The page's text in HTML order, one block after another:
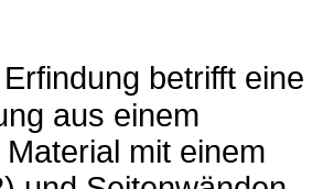
betrifft eine
aus einem
mit einem